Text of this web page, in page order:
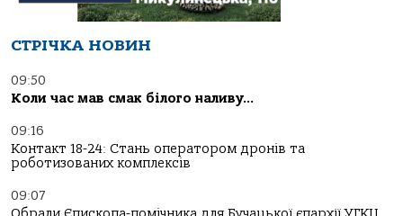
СТРІЧКА НОВИН
09:50
Коли час мав смак білого наливу…
09:16
Контакт 18-24: Стань оператором дронів та
роботизованих комплексів
09:07